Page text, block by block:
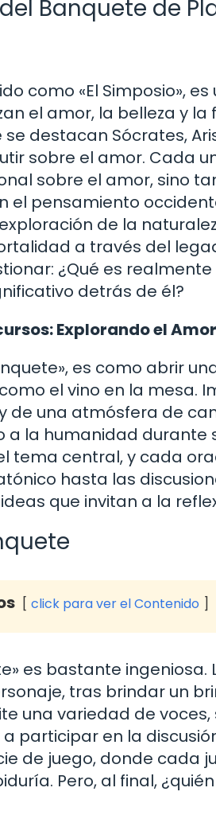
Banquete de
como «El Simposio»,
el amor, la belleza y la
destacan Sócrates,
sobre el amor. Cada
sobre el amor, sino
el pensamiento
de la
a través del
¿Qué es
detrás de él?
Explorando el
es como abrir
el vino en la mesa.
de una atmósfera de
la humanidad durante
tema central, y cada
hasta las
que invitan a la
click para ver el Contenido
es bastante
tras brindar un
una variedad de
participar en la
de juego, donde cada
Pero, al final,